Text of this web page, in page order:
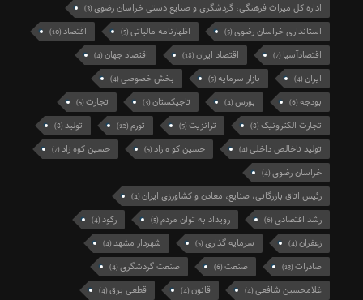
اداره کل میراث فرهنگی، گردشگری و صنایع دستی خراسان رضوی(3)
استانداری خراسان رضوی(5) اظهارنامه مالیاتی(5) اقتصاد(10)
اقتصادآسیا (7) اقتصاد ایران(18) اقتصاد جهان(4)
ایران(4) بازار سرمایه(5) بخش خصوصی(4)
بودجه(6) بورس(4) تاجیکستان(3) تجارت(5)
تجارت الکترونیک(8) ترانزیت(5) تورم(12) تولید(8)
تولید ناخالص داخلی(4) حسین کو ه زاد(5) حسین کوه زاد(7)
خراسان رضوی(4)
رئیس اتاق بازرگانی، صنایع، معادن و کشاورزی ایران(4)
رشد اقتصادی(6) رویداد به توان مردم(5) رکود(4)
زعفران(4) سرمایه گذاری(5) شهردار مشهد(4)
صادرات(13) صنعت(6) صنعت گردشگری(4)
غلامحسین شافعی(4) قانون(4) قطعی برق(4)